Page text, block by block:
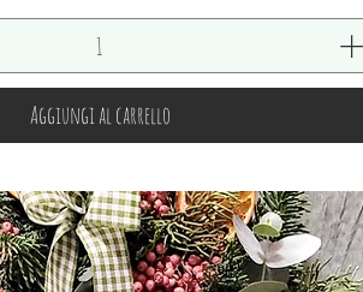
Aggiungi al carrello